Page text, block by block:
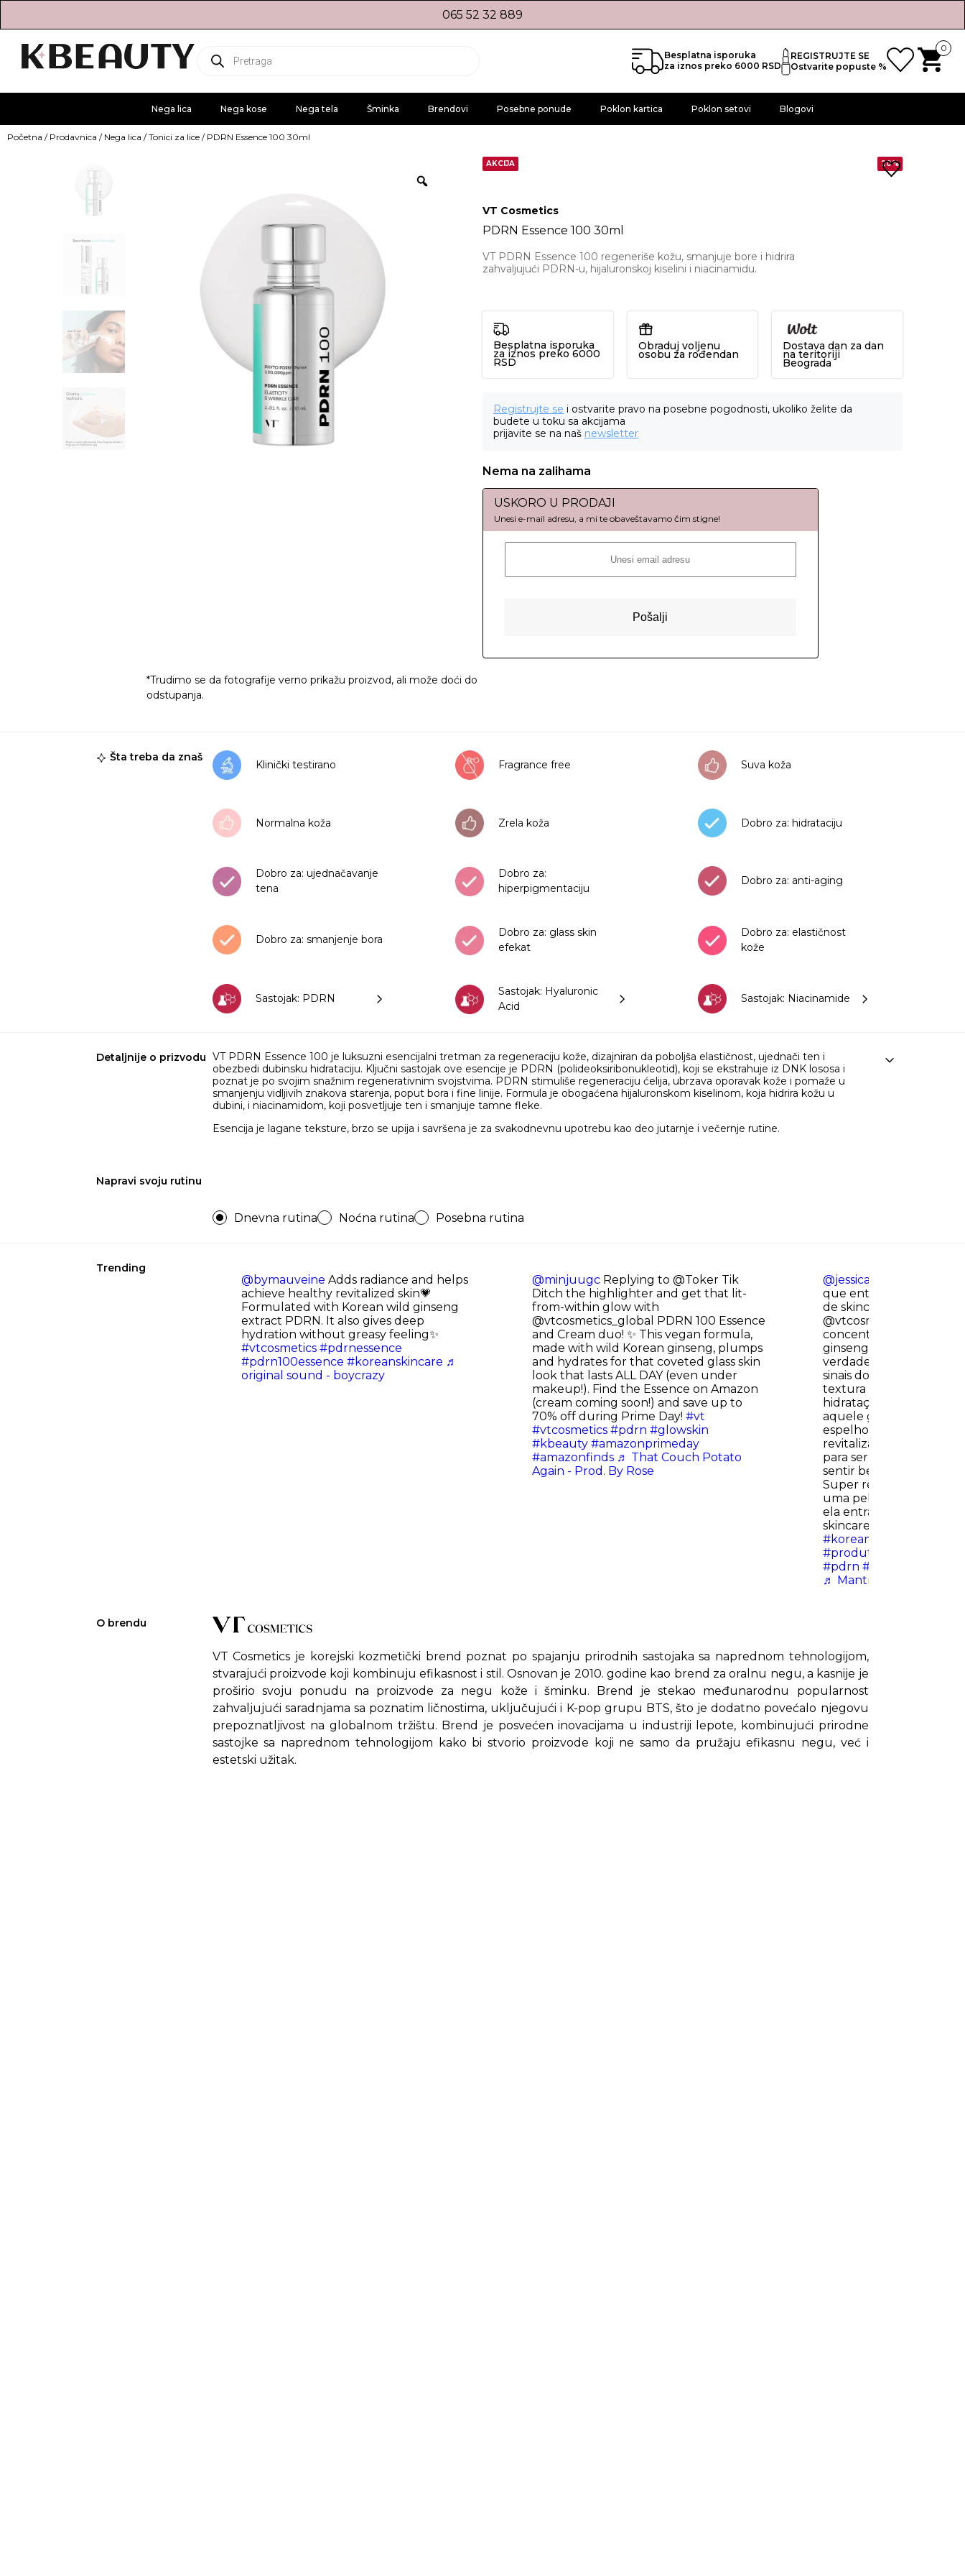
065 52 32 889
Products
search
Besplatna isporuka
za iznos preko 6000 RSD
REGISTRUJTE SE
Ostvarite popuste %
0
Nega lica Nega kose Nega tela Šminka Brendovi Posebne ponude Poklon kartica Poklon setovi Blogovi
Početna / Prodavnica / Nega lica /Tonici za lice / PDRN Essence 100 30ml
AKCIJA 20%
VT Cosmetics
PDRN Essence 100 30ml
VT PDRN Essence 100 regeneriše kožu, smanjuje bore i hidrira
zahvaljujući PDRN-u, hijaluronskoj kiselini i niacinamidu.
Besplatna isporuka
za iznos preko 6000
RSD
Obraduj voljenu
osobu za rođendan
Dostava dan za dan
na teritoriji
Beograda
Registrujte se i ostvarite pravo na posebne pogodnosti, ukoliko želite da
budete u toku sa akcijama
prijavite se na naš newsletter
Nema na zalihama
USKORO U PRODAJI
*Trudimo se da fotografije verno prikažu proizvod, ali može doći do
odstupanja.
Šta treba da znaš
Klinički testirano Fragrance free Suva koža
Normalna koža Zrela koža Dobro za: hidrataciju
Dobro za: ujednačavanje
tena
Dobro za:
hiperpigmentaciju
Dobro za: anti-aging
Dobro za: smanjenje bora
Dobro za: glass skin
efekat
Dobro za: elastičnost
kože
Sastojak: PDRN
Sastojak: Hyaluronic
Acid
Sastojak: Niacinamide
Detaljnije o prizvodu VT PDRN Essence 100 je luksuzni esencijalni tretman za regeneraciju kože, dizajniran da poboljša elastičnost, ujednači ten i
obezbedi dubinsku hidrataciju. Ključni sastojak ove esencije je PDRN (polideoksiribonukleotid), koji se ekstrahuje iz DNK lososa i
poznat je po svojim snažnim regenerativnim svojstvima. PDRN stimuliše regeneraciju ćelija, ubrzava oporavak kože i pomaže u
smanjenju vidljivih znakova starenja, poput bora i fine linije. Formula je obogaćena hijaluronskom kiselinom, koja hidrira kožu u
dubini, i niacinamidom, koji posvetljuje ten i smanjuje tamne fleke.
Esencija je lagane teksture, brzo se upija i savršena je za svakodnevnu upotrebu kao deo jutarnje i večernje rutine.
Napravi svoju rutinu
Dnevna rutina Noćna rutina Posebna rutina
Trending
@bymauveine Adds radiance and helps
achieve healthy revitalized skin💗
Formulated with Korean wild ginseng
extract PDRN. It also gives deep
hydration without greasy feeling✨
#vtcosmetics #pdrnessence
#pdrn100essence #koreanskincare ♬
original sound - boycrazy
@minjuugcReplying to @Toker Tik
Ditch the highlighter and get that lit-
from-within glow with
@vtcosmetics_global PDRN 100 Essence
and Cream duo! ✨ This vegan formula,
made with wild Korean ginseng, plumps
and hydrates for that coveted glass skin
look that lasts ALL DAY (even under
makeup!). Find the Essence on Amazon
(cream coming soon!) and save up to
70% off during Prime Day! #vt
#vtcosmetics #pdrn #glowskin
#kbeauty #amazonprimeday
#amazonfinds ♬ That Couch Potato
Again - Prod. By Rose
@jessicaksmartins
que entrou para minha
de skincare É a Essence
@vtcosmetics_global !
concentração de PDRN
ginseng coreano, essa
verdadeira potência!
sinais do
textura de pele. Ela
hidratação intensa,
aquele glow que até
espelho e uma textura
revitalizada. Para peles
para ser usada à noite,
sentir bem, pode aplicar
Super recomendo para
uma pele mais luminosa
ela entra na etapa
skincare
#koreanskincare
#produtoscoreanos
#pdrn #skincare
♬ Mantra - JENNIE
O brendu
VT Cosmetics je korejski kozmetički brend poznat po spajanju prirodnih sastojaka sa naprednom tehnologijom,
stvarajući proizvode koji kombinuju efikasnost i stil. Osnovan je 2010. godine kao brend za oralnu negu, a kasnije je
proširio svoju ponudu na proizvode za negu kože i šminku. Brend je stekao međunarodnu popularnost
zahvaljujući saradnjama sa poznatim ličnostima, uključujući i K-pop grupu BTS, što je dodatno povećalo njegovu
prepoznatljivost na globalnom tržištu. Brend je posvećen inovacijama u industriji lepote, kombinujući prirodne
sastojke sa naprednom tehnologijom kako bi stvorio proizvode koji ne samo da pružaju efikasnu negu, već i
estetski užitak.